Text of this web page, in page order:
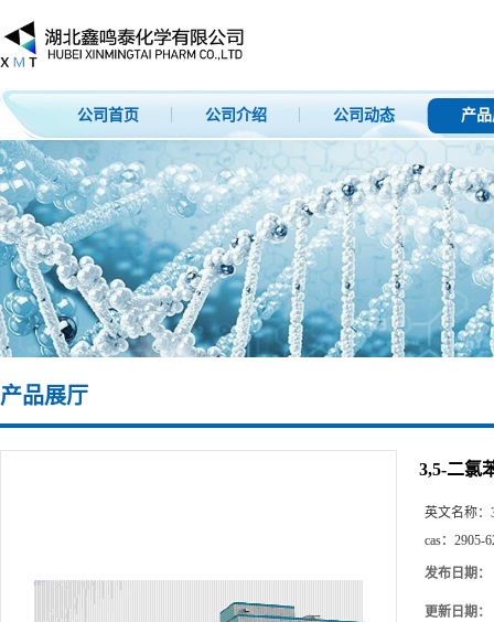
公司首页 公司介绍 公司动态 产
产品展厅
3,5-二氯
英文名称：
cas： 2905-
发布日期：
更新日期：